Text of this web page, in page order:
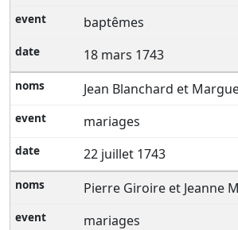
baptêmes
18 mars 1743
Jean Blanchard et
mariages
22 juillet 1743
Pierre Giroire et Jeanne
mariages